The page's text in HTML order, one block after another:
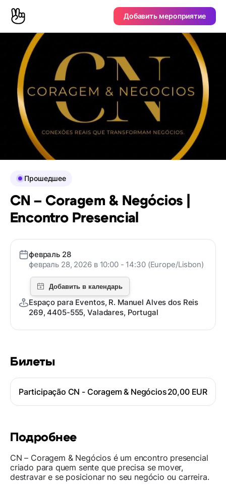
Добавить мероприятие
Билеты
Participação CN - Coragem & Negócios20,00 EUR
Подробнее
CN – Coragem & Negócios é um encontro presencial
criado para quem sente que precisa se mover,
destravar e se posicionar no seu negócio ou carreira.
Прошедшее
CN – Coragem & Negócios |
Encontro Presencial
февраль 28
февраль 28, 2026 в 10:00 - 14:30 (Europe/Lisbon)
Espaço para Eventos, R. Manuel Alves dos Reis
269, 4405-555, Valadares, Portugal